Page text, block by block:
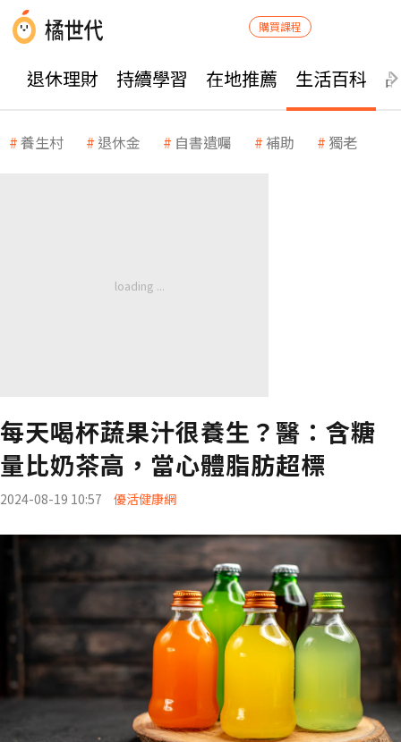
購買課程
退休理財 持續學習 在地推薦 生活百科
養生村 退休金 自書遺囑 補助 獨老
每天喝杯蔬果汁很養生？醫：含糖
量比奶茶高，當心體脂肪超標
2024-08-19 10:57 優活健康網